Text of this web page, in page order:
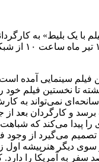
با یک بلیط» به
فرهنگ»،
فیلم سینمایی آمده
تا نخستین فیلم خود
نمی‌تواند به
برسد و کارگردان بعد
پیدا می‌کند که شباهت
تصمیم می‌گیرد از وجود
سوی دیگر هنرپیشه
به آمریکا را دارد.